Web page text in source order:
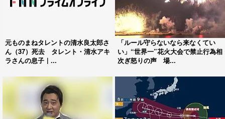
元ものまねタレントの清水良太郎さ
ん（37）死去 タレント・清水アキ
ラさんの息子｜...
「ルール守らないなら来なくてい
い」“世界一”花火大会で禁止行為相
次ぎ怒りの声 場...